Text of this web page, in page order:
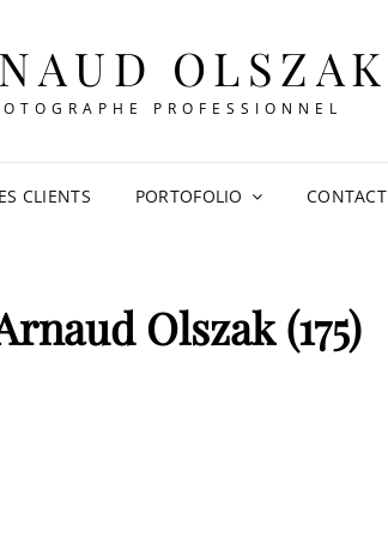
OLSZAK
PROFESSIONNEL
CLIENTS PORTOFOLIO CONTACT
Olszak (175)